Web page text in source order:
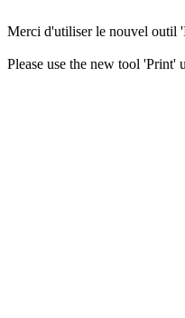
Merci d'utiliser le nouvel outil
Please use the new tool 'Print'